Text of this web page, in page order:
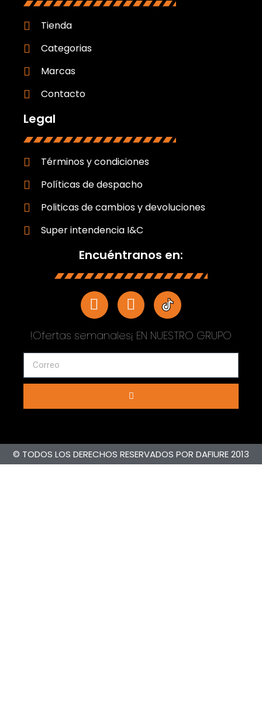
Tienda
Categorias
Marcas
Contacto
Legal
Términos y condiciones
Políticas de despacho
Politicas de cambios y devoluciones
Super intendencia I&C
Encuéntranos en:
!Ofertas semanales¡ EN NUESTRO GRUPO
© TODOS LOS DERECHOS RESERVADOS POR DAFIURE 2013